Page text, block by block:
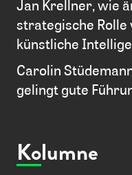
Jan Krellner, wie
strategische Rolle
künstliche
Carolin
gelingt gute
Kolumne